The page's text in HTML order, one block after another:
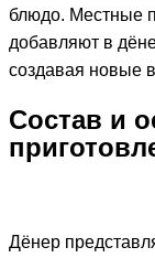
блюдо. Местные
добавляют в
создавая новые
Состав и
Дёнер